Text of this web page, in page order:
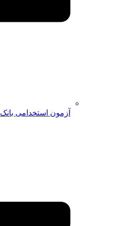
آزمون استخدامی بانک